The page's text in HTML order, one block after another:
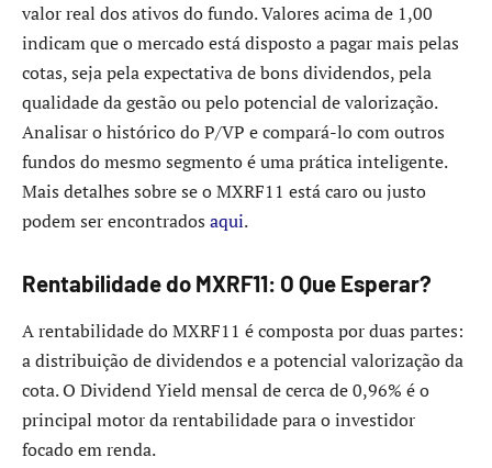
valor real dos ativos do fundo. Valores acima de 1,00
indicam que o mercado está disposto a pagar mais pelas
cotas, seja pela expectativa de bons dividendos, pela
qualidade da gestão ou pelo potencial de valorização.
Analisar o histórico do P/VP e compará-lo com outros
fundos do mesmo segmento é uma prática inteligente.
Mais detalhes sobre se o MXRF11 está caro ou justo
podem ser encontrados aqui.
Rentabilidade do MXRF11: O Que Esperar?
A rentabilidade do MXRF11 é composta por duas partes:
a distribuição de dividendos e a potencial valorização da
cota. O Dividend Yield mensal de cerca de 0,96% é o
principal motor da rentabilidade para o investidor
focado em renda.